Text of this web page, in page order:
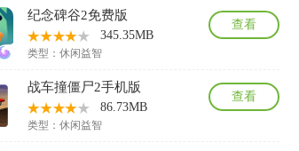
纪念碑谷2免费版
345.35MB
类型： 休闲益智
查看
战车撞僵尸2手机版
86.73MB
类型： 休闲益智
查看